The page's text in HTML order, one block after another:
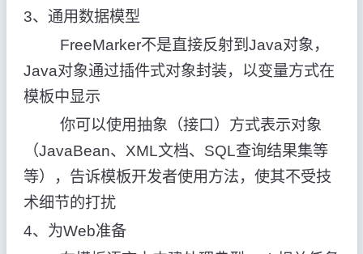
3、通用数据模型
FreeMarker不是直接反射到Java对象，
Java对象通过插件式对象封装，以变量方式在
模板中显示
你可以使用抽象（接口）方式表示对象
（JavaBean、XML文档、SQL查询结果集等
等），告诉模板开发者使用方法，使其不受技
术细节的打扰
4、为Web准备